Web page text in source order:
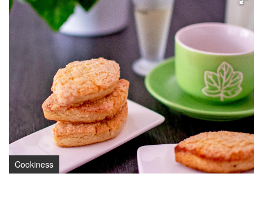
Cookiness